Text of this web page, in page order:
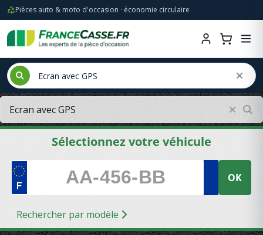
Pièces auto & moto d'occasion · économie circulaire
Sélectionnez votre véhicule
OK
Rechercher par modèle